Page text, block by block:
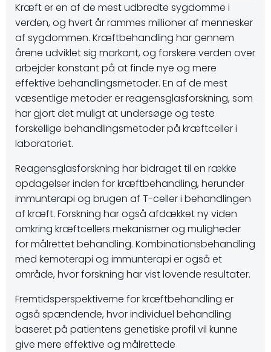
Kræft er en af de mest udbredte sygdomme i
verden, og hvert år rammes millioner af mennesker
af sygdommen. Kræftbehandling har gennem
årene udviklet sig markant, og forskere verden over
arbejder konstant på at finde nye og mere
effektive behandlingsmetoder. En af de mest
væsentlige metoder er reagensglasforskning, som
har gjort det muligt at undersøge og teste
forskellige behandlingsmetoder på kræftceller i
laboratoriet.
Reagensglasforskning har bidraget til en række
opdagelser inden for kræftbehandling, herunder
immunterapi og brugen af T-celler i behandlingen
af kræft. Forskning har også afdækket ny viden
omkring kræftcellers mekanismer og muligheder
for målrettet behandling. Kombinationsbehandling
med kemoterapi og immunterapi er også et
område, hvor forskning har vist lovende resultater.
Fremtidsperspektiverne for kræftbehandling er
også spændende, hvor individuel behandling
baseret på patientens genetiske profil vil kunne
give mere effektive og målrettede